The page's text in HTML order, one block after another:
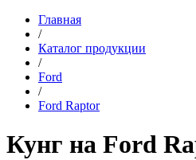
Главная
/
Каталог продукции
/
Ford
/
Ford Raptor
Кунг на Ford